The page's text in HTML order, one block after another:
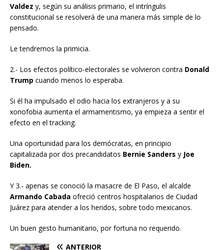
Valdez y, según su análisis primario, el intríngulis
constitucional se resolverá de una manera más simple de lo
pensado.
Le tendremos la primicia.
2.- Los efectos político-electorales se volvieron contra Donald
Trump cuando menos lo esperaba.
Si él ha impulsado el odio hacia los extranjeros y a su
xonofobia aumenta el armamentismo, ya empieza a sentir el
efecto en el tracking.
Una oportunidad para los demócratas, en principio
capitalizada por dos precandidatos Bernie Sanders y Joe
Biden.
Y 3.- apenas se conoció la masacre de El Paso, el alcalde
Armando Cabada ofreció centros hospitalarios de Ciudad
Juárez para atender a los heridos, sobre todo mexicanos.
Un buen gesto humanitario, por fortuna no requerido.
ANTERIOR